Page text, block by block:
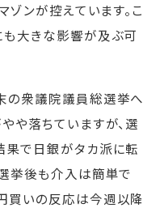
ゾンが控えています。こ
も大きな影響が及ぶ可
の衆議院議員総選挙へ
や落ちていますが、選
果で日銀がタカ派に転
挙後も介入は簡単で
買いの反応は今週以降